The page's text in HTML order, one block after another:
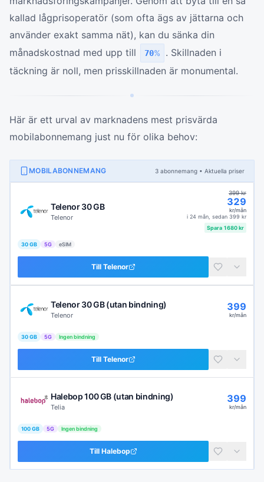
kallad lågprisoperatör (som ofta ägs av jättarna och
använder exakt samma nät), kan du sänka din
månadskostnad med upp till
70%
. Skillnaden i
täckning är noll, men prisskillnaden är monumental.
Här är ett urval av marknadens mest prisvärda
mobilabonnemang just nu för olika behov:
MOBILABONNEMANG 3 abonnemang • Aktuella priser
Telenor 30 GB
Telenor
399kr
329
kr/mån
i 24 mån , sedan 399 kr
Spara 1680kr
30 GB 5G eSIM
Till Telenor
Telenor 30 GB (utan bindning)
Telenor
399
kr/mån
30 GB 5G Ingen bindning
Till Telenor
Halebop 100 GB (utan bindning)
Telia
399
kr/mån
100 GB 5G Ingen bindning
Till Halebop